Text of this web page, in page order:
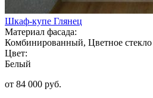
Шкаф-купе Глянец
Материал фасада:
Комбинированный, Цветное стекло
Цвет:
Белый
от 84 000 руб.